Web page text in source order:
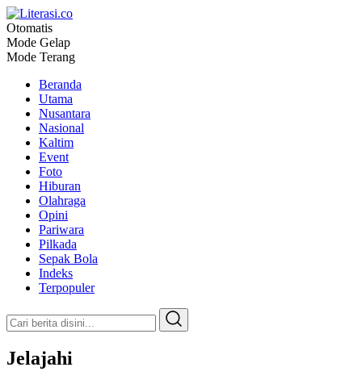
Literasi.co
Pilar Informasi
Otomatis
Mode Gelap
Mode Terang
Beranda
Utama
Nusantara
Nasional
Kaltim
Event
Foto
Hiburan
Olahraga
Opini
Pariwara
Pilkada
Sepak Bola
Indeks
Terpopuler
Jelajahi